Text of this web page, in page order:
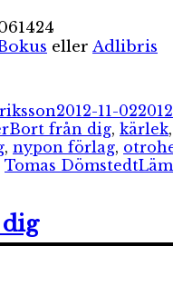
eller Adlibris
2012-11-02
Etiketter
Bort från dig, kärlek,
, nypon förlag,
Tomas Dömstedt